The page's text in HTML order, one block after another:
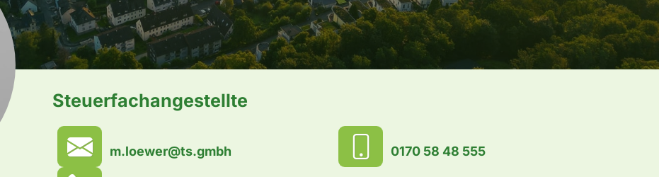
Steuerfachangestellte
m.loewer@ts.gmbh 0170 58 48 555